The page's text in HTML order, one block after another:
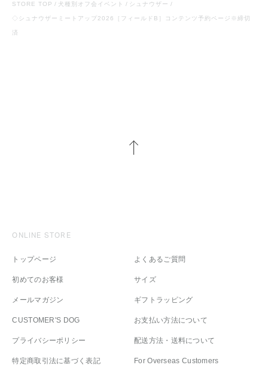
STORE TOP 犬種別オフ会イベント シュナウザー
◇シュナウザーミートアップ2026［フィールドB］コンテンツ予約ページ※締切
済
ONLINE STORE
トップページ
初めてのお客様
メールマガジン
CUSTOMER'S DOG
プライバシーポリシー
特定商取引法に基づく表記
よくあるご質問
サイズ
ギフトラッピング
お支払い方法について
配送方法・送料について
For Overseas Customers